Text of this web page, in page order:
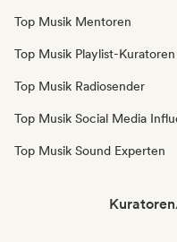
Top Musik Mentoren
Top Musik Playlist-Kuratoren
Top Musik Radiosender
Top Musik Social Media
Top Musik Sound Experten